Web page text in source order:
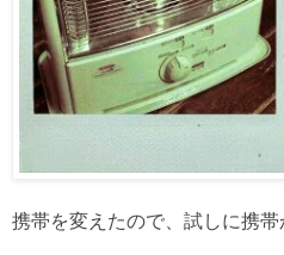
携帯を変えたので、試しに携帯